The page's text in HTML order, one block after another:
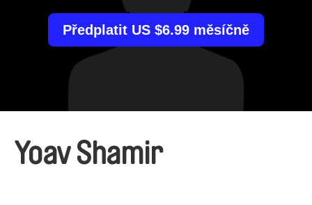
Předplatit US $6.99 měsíčně
Yoav Shamir